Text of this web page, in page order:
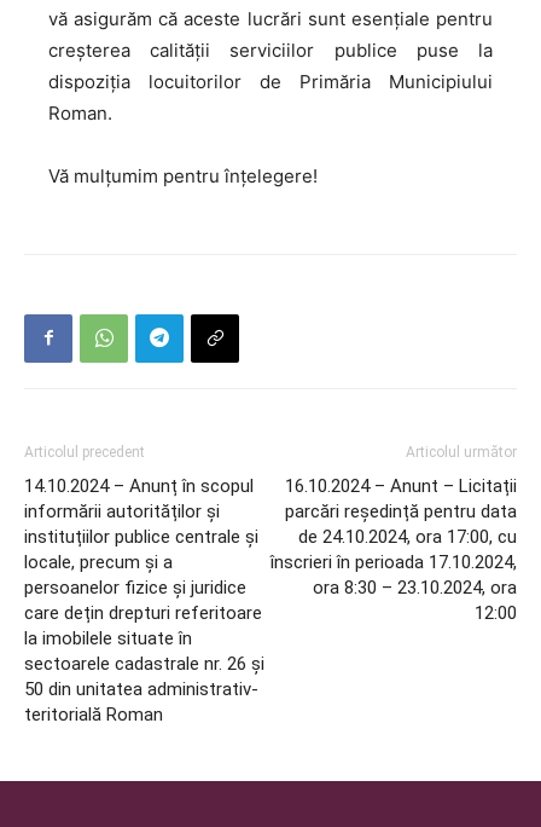
vă asigurăm că aceste lucrări sunt esențiale pentru
creșterea calității serviciilor publice puse la
dispoziția locuitorilor de Primăria Municipiului
Roman.
Vă mulțumim pentru înțelegere!
Articolul precedent
14.10.2024 – Anunț în scopul
informării autorităților și
instituțiilor publice centrale și
locale, precum și a
persoanelor fizice și juridice
care dețin drepturi referitoare
la imobilele situate în
sectoarele cadastrale nr. 26 și
50 din unitatea administrativ-
teritorială Roman
Articolul următor
16.10.2024 – Anunt – Licitații
parcări reședință pentru data
de 24.10.2024, ora 17:00, cu
înscrieri în perioada 17.10.2024,
ora 8:30 – 23.10.2024, ora
12:00